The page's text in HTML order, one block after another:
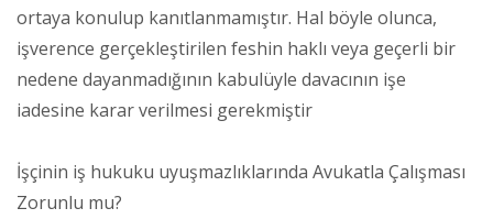
ortaya konulup kanıtlanmamıştır. Hal böyle olunca,
işverence gerçekleştirilen feshin haklı veya geçerli bir
nedene dayanmadığının kabulüyle davacının işe
iadesine karar verilmesi gerekmiştir
İşçinin iş hukuku uyuşmazlıklarında Avukatla Çalışması
Zorunlu mu?